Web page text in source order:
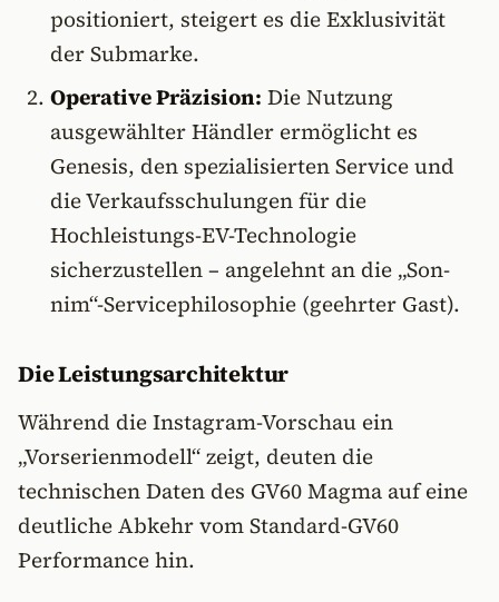
positioniert, steigert es die Exklusivität
der Submarke.
Operative Präzision: Die Nutzung
ausgewählter Händler ermöglicht es
Genesis, den spezialisierten Service und
die Verkaufsschulungen für die
Hochleistungs-EV-Technologie
sicherzustellen – angelehnt an die „Son-
nim“-Servicephilosophie (geehrter Gast).
Die Leistungsarchitektur
Während die Instagram-Vorschau ein
„Vorserienmodell“ zeigt, deuten die
technischen Daten des GV60 Magma auf eine
deutliche Abkehr vom Standard-GV60
Performance hin.